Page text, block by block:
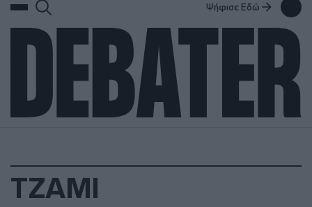
Ψήφισε Εδώ
ΤΖΑΜΙ